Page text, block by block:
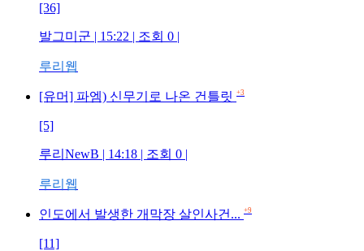
[36]
발그미군 | 15:22 | 조회 0 |
루리웹
[유머] 파엠) 신무기로 나온 건틀릿 +3
[5]
루리NewB | 14:18 | 조회 0 |
루리웹
인도에서 발생한 개막장 살인사건... +9
[11]